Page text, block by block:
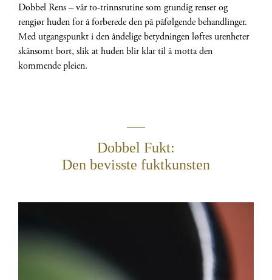
Dobbel Rens – vår to-trinnsrutine som grundig renser og
rengjør huden for å forberede den på påfølgende behandlinger.
Med utgangspunkt i den åndelige betydningen løftes urenheter
skånsomt bort, slik at huden blir klar til å motta den
kommende pleien.
Dobbel Fukt:
Den bevisste fuktkunsten